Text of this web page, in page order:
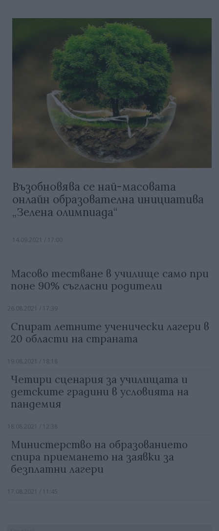
Възобновява се най-масовата
онлайн образователна инициатива
„Зелена олимпиада“
14.09.2021 / 17:00
Масово тестване в училище само при
поне 90% съгласни родители
26.08.2021 / 17:39
Спират летните ученически лагери в
20 области на страната
19.08.2021 / 18:18
Четири сценария за училищата и
детските градини в условията на
пандемия
18.08.2021 / 12:38
Министерство на образованието
спира приемането на заявки за
безплатни лагери
17.08.2021 / 11:45